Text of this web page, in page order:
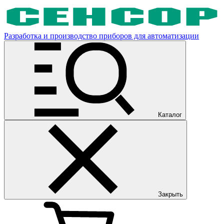
Разработка и производство приборов для автоматизации
Каталог
Закрыть